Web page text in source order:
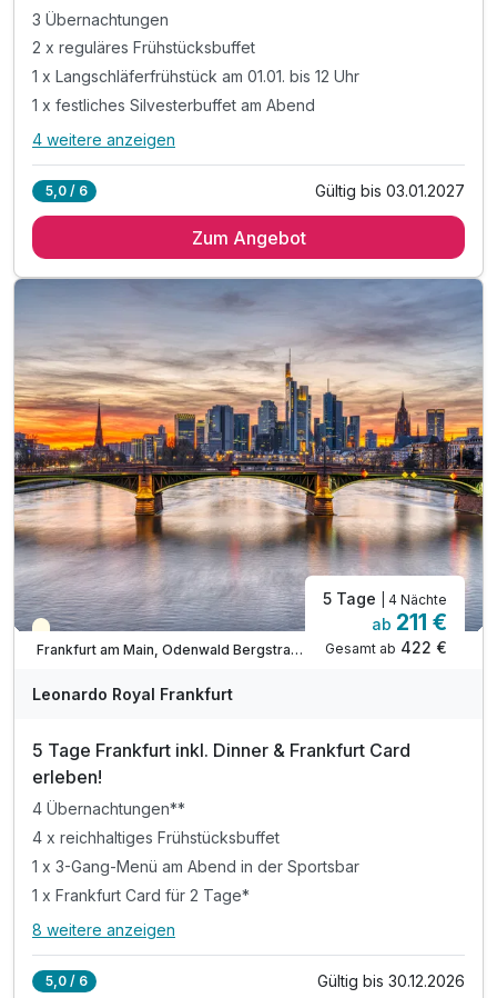
3 Übernachtungen
2 x reguläres Frühstücksbuffet
1 x Langschläferfrühstück am 01.01. bis 12 Uhr
1 x festliches Silvesterbuffet am Abend
Alle Inklusivleistungen
2 x reguläres Frühstücksbuffet
1 x festliches Silvesterbuffet am Abend
inkl. Getränkepauschale (Softdrinks, Wein, Bier)
1 x Welcome Sekt zur Begrüßung
1 x Mitternachts-Snack an der Hotelbar
inkl. Musik und Tanz an der Hotelbar
4 weitere anzeigen
5,0 / 6 Gültig bis 03.01.2027
Zum Angebot
Teilweise ausgelastet
Frankfurt am Main, Odenwald Bergstraße
5 Tage | 4 Nächte
ab 211 €
Gesamt ab 422 €
Leonardo Royal Frankfurt
5 Tage Frankfurt inkl. Dinner & Frankfurt Card
erleben!
4 Übernachtungen**
4 x reichhaltiges Frühstücksbuffet
1 x 3-Gang-Menü am Abend in der Sportsbar
1 x Frankfurt Card für 2 Tage*
Alle Inklusivleistungen
8 weitere anzeigen
5,0 / 6 Gültig bis 30.12.2026